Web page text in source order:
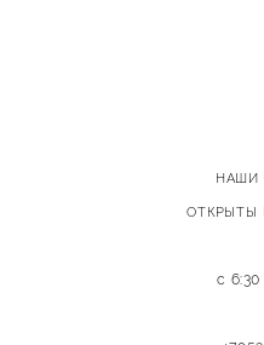
НАШИ
ОТКРЫТЫ
с 6:30